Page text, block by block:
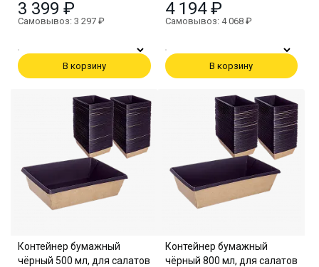
3 399 ₽
Самовывоз: 3 297 ₽
В корзину
4 194 ₽
Самовывоз: 4 068 ₽
В корзину
Контейнер бумажный
чёрный 500 мл, для салатов
Контейнер бумажный
чёрный 800 мл, для салатов